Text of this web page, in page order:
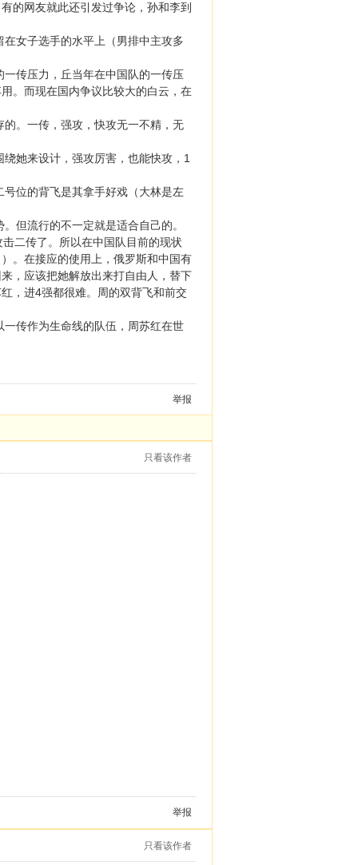
的网友就此还引发过争论，孙和李到
女子选手的水平上（男排中主攻多
传压力，丘当年在中国队的一传压
。而现在国内争议比较大的白云，在
。一传，强攻，快攻无一不精，无
她来设计，强攻厉害，也能快攻，1
位的背飞是其拿手好戏（大林是左
流行的不一定就是适合自己的。
二传了。所以在中国队目前的现状
。在接应的使用上，俄罗斯和中国有
，应该把她解放出来打自由人，替下
，进4强都很难。周的双背飞和前交
传作为生命线的队伍，周苏红在世
举报
只看该作者
举报
只看该作者